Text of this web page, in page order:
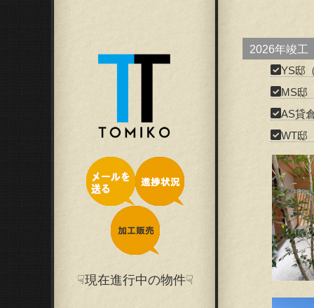
2026年竣工
YS邸
MS邸
AS貸
WT邸
☟現在進行中の物件☟